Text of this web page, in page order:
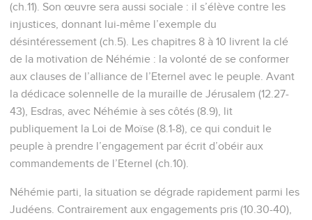
(ch.11). Son œuvre sera aussi sociale : il s’élève contre les
injustices, donnant lui-même l’exemple du
désintéressement (ch.5). Les chapitres 8 à 10 livrent la clé
de la motivation de Néhémie : la volonté de se conformer
aux clauses de l’alliance de l’Eternel avec le peuple. Avant
la dédicace solennelle de la muraille de Jérusalem (12.27-
43), Esdras, avec Néhémie à ses côtés (8.9), lit
publiquement la Loi de Moïse (8.1-8), ce qui conduit le
peuple à prendre l’engagement par écrit d’obéir aux
commandements de l’Eternel (ch.10).
Néhémie parti, la situation se dégrade rapidement parmi les
Judéens. Contrairement aux engagements pris (10.30-40),